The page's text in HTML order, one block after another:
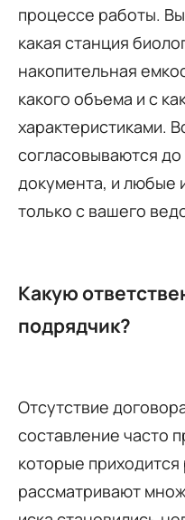
процессе работы.
какая станция
накопительная
какого объема и с
характеристиками.
согласовываются
документа, и любые
только с вашего
Какую
подрядчик?
Отсутствие
составление часто
которые
рассматривают